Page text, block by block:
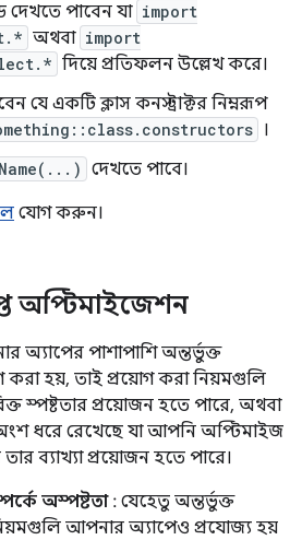
পাবেন যা import
অথবা import
দিয়ে প্রতিফলন উল্লেখ করে।
যে একটি ক্লাস কনস্ট্রাক্টর নিম্নরূপ
।
দেখতে পাবে।
যোগ করুন।
অপ্টিমাইজেশন
অ্যাপের পাশাপাশি অন্তর্ভুক্ত
করা হয়, তাই প্রয়োগ করা নিয়মগুলি
স্পষ্টতার প্রয়োজন হতে পারে, অথবা
ধরে রেখেছে যা আপনি অপ্টিমাইজ
ব্যাখ্যা প্রয়োজন হতে পারে।
অস্পষ্টতা: যেহেতু অন্তর্ভুক্ত
আপনার অ্যাপেও প্রযোজ্য হয়